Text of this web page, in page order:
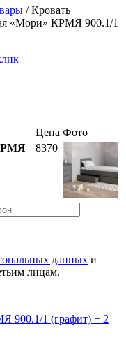
/ Кровать
«Мори» КРМЯ 900.1/1
Цена Фото
8370
данных и
лицам.